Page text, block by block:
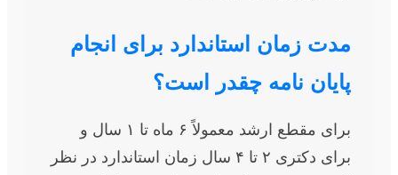
مدت زمان استاندارد برای انجام
پایان نامه چقدر است؟
برای مقطع ارشد معمولاً ۶ ماه تا ۱ سال و
برای دکتری ۲ تا ۴ سال زمان استاندارد در نظر